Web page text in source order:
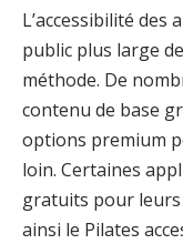
L’accessibilité
public plus large
méthode. De
contenu de base
options premium
loin. Certaines
gratuits pour
ainsi le Pilates